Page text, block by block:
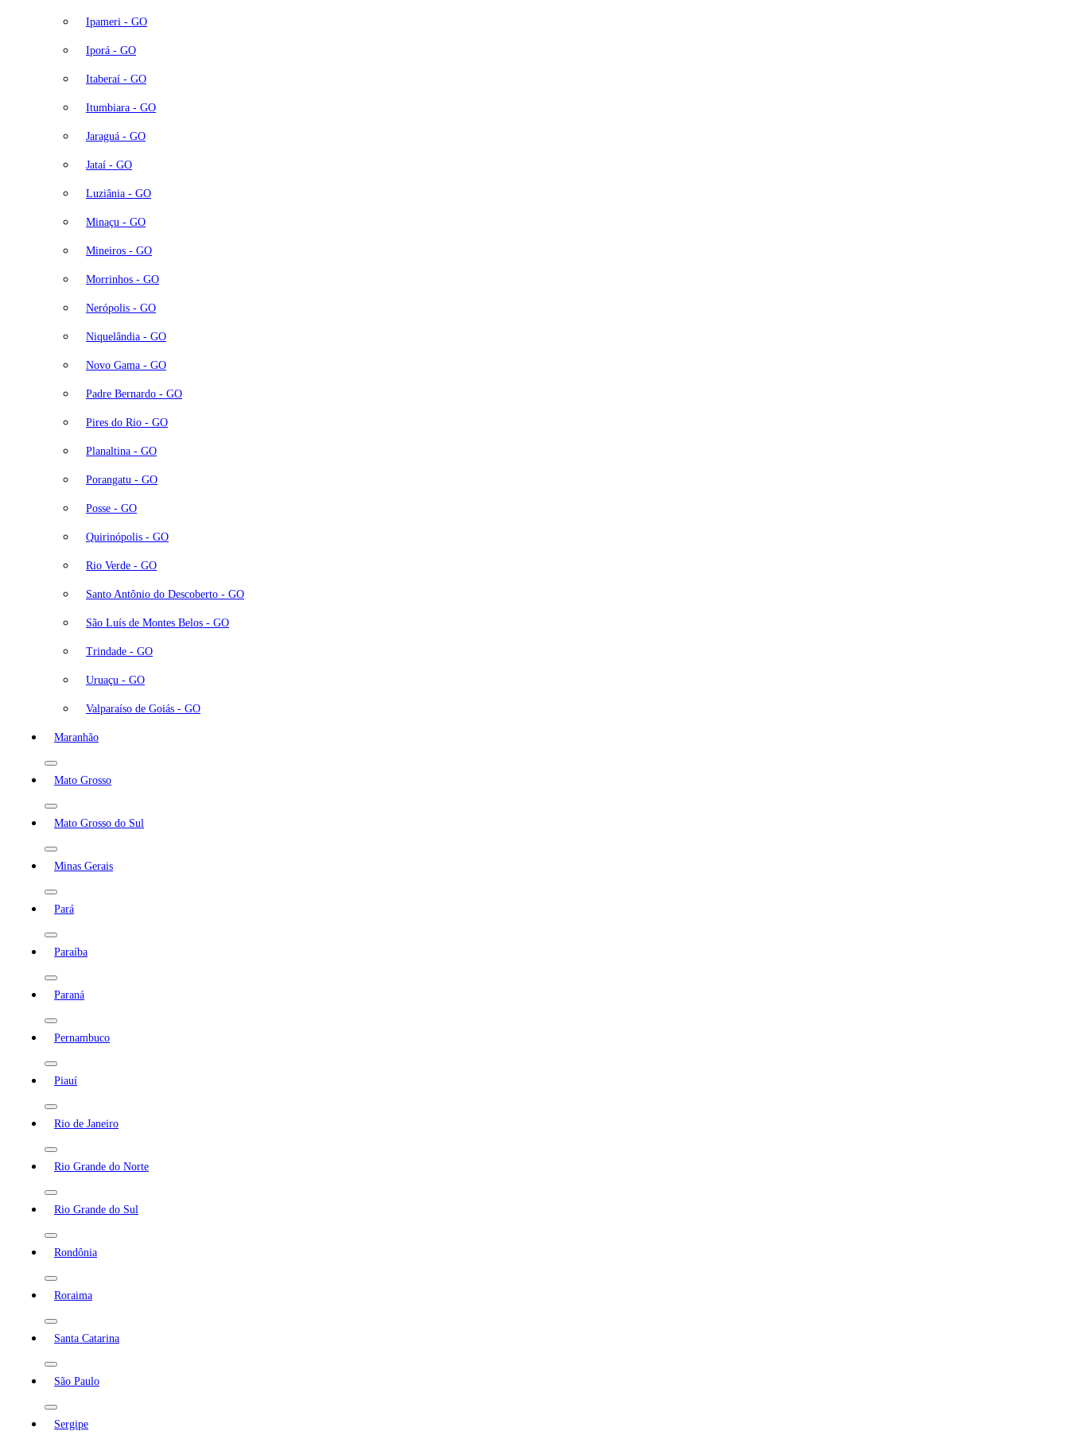
Ipameri - GO
Iporá - GO
Itaberaí - GO
Itumbiara - GO
Jaraguá - GO
Jataí - GO
Luziânia - GO
Minaçu - GO
Mineiros - GO
Morrinhos - GO
Nerópolis - GO
Niquelândia - GO
Novo Gama - GO
Padre Bernardo - GO
Pires do Rio - GO
Planaltina - GO
Porangatu - GO
Posse - GO
Quirinópolis - GO
Rio Verde - GO
Santo Antônio do Descoberto - GO
São Luís de Montes Belos - GO
Trindade - GO
Uruaçu - GO
Valparaíso de Goiás - GO
Maranhão
Mato Grosso
Mato Grosso do Sul
Minas Gerais
Pará
Paraíba
Paraná
Pernambuco
Piauí
Rio de Janeiro
Rio Grande do Norte
Rio Grande do Sul
Rondônia
Roraima
Santa Catarina
São Paulo
Sergipe